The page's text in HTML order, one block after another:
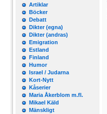
Artiklar
Böcker
Debatt
Dikter (egna)
Dikter (andras)
Emigration
Estland
Finland
Humor
Israel / Judarna
Kort-Nytt
Kåserier
Maria Åkerblom m.fl.
Mikael Käld
Mänskligt